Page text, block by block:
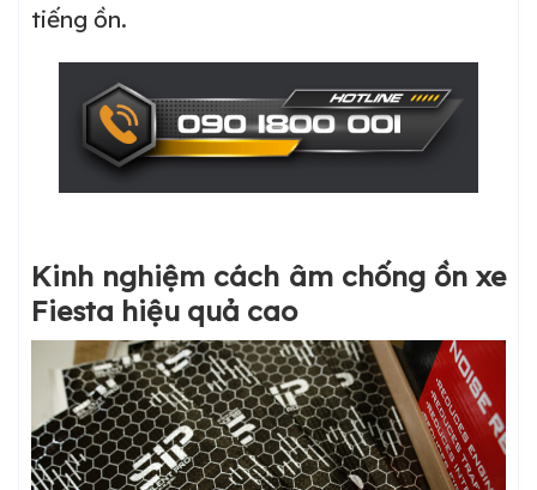
tiếng ồn.
Kinh nghiệm cách âm chống ồn xe
Fiesta hiệu quả cao